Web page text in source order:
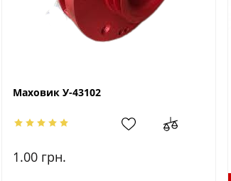
Маховик У-43102
1.00 грн.